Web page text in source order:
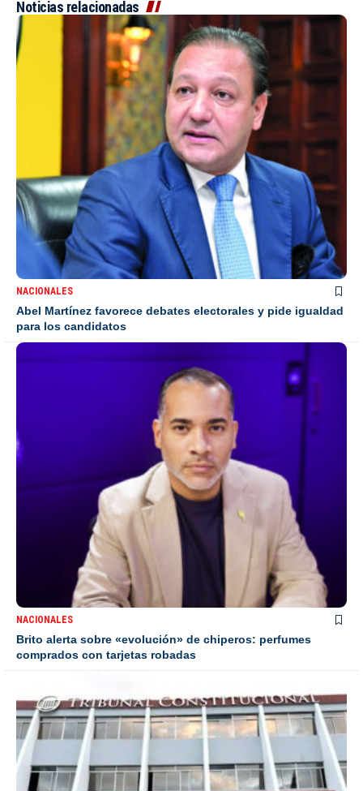
Noticias relacionadas
NACIONALES
Abel Martínez favorece debates electorales y pide igualdad
para los candidatos
NACIONALES
Brito alerta sobre «evolución» de chiperos: perfumes
comprados con tarjetas robadas